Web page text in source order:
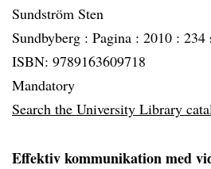
Sundström Sten
Sundbyberg : Pagina : 2010 : 234
ISBN: 9789163609718
Mandatory
Search the University Library
Effektiv kommunikation med